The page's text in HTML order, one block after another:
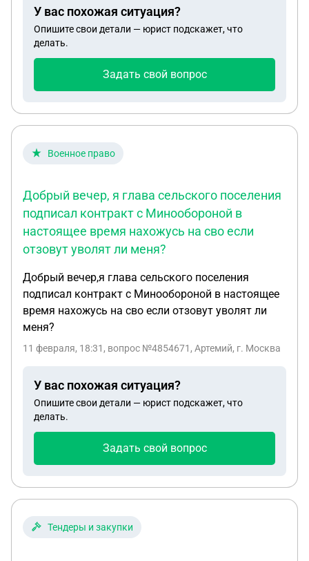
У вас похожая ситуация?
Опишите свои детали — юрист подскажет, что
делать.
Задать свой вопрос
Военное право
Добрый вечер, я глава сельского поселения
подписал контракт с Минообороной в
настоящее время нахожусь на сво если
отзовут уволят ли меня?
Добрый вечер,я глава сельского поселения
подписал контракт с Минообороной в настоящее
время нахожусь на сво если отзовут уволят ли
меня?
11 февраля, 18:31 , вопрос №4854671, Артемий, г. Москва
У вас похожая ситуация?
Опишите свои детали — юрист подскажет, что
делать.
Задать свой вопрос
Тендеры и закупки